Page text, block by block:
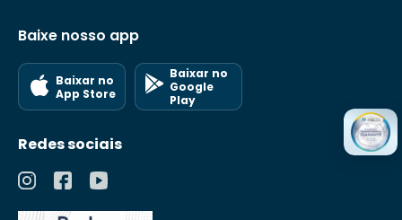
Baixe nosso app
Baixar no
App Store
Baixar no
Google
Play
Redes sociais